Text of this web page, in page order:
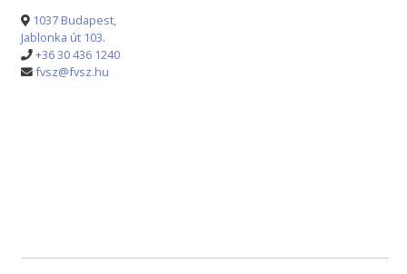
1037 Budapest,
Jablonka út 103.
+36 30 436 1240
fvsz@fvsz.hu